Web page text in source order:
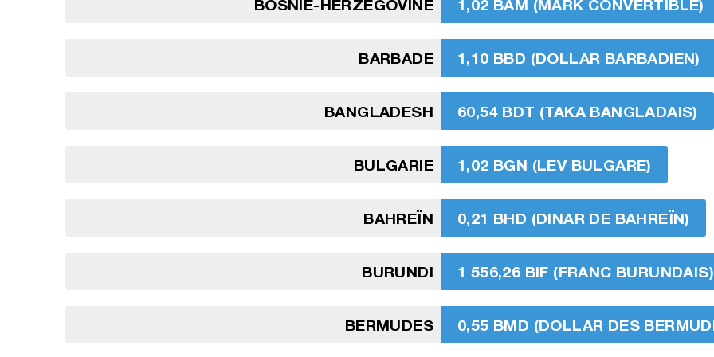
BOSNIE-HERZÉGOVINE 1,02 BAM (MARK CONVERTIBLE)
BARBADE 1,10 BBD (DOLLAR BARBADIEN)
BANGLADESH 60,54 BDT (TAKA BANGLADAIS)
BULGARIE 1,02 BGN (LEV BULGARE)
BAHREÏN 0,21 BHD (DINAR DE BAHREÏN)
BURUNDI 1 556,26 BIF (FRANC BURUNDAIS)
BERMUDES 0,55 BMD (DOLLAR DES